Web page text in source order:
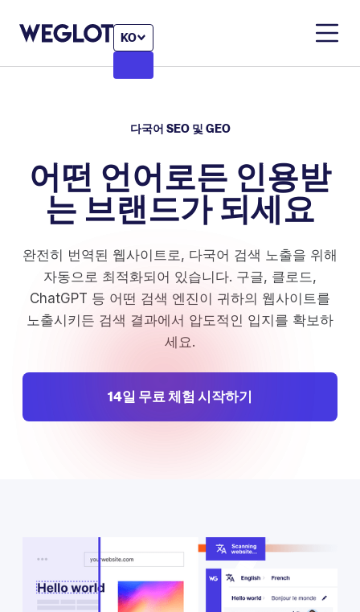
KO
다국어 SEO 및 GEO
어떤 언어로든 인용받
는 브랜드가 되세요
완전히 번역된 웹사이트로, 다국어 검색 노출을 위해
자동으로 최적화되어 있습니다. 구글, 클로드,
ChatGPT 등 어떤 검색 엔진이 귀하의 웹사이트를
노출시키든 검색 결과에서 압도적인 입지를 확보하
세요.
‍14일 무료 체험 시작하기